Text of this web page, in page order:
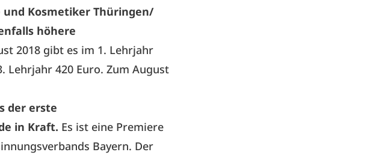
und Kosmetiker Thüringen/
höhere
2018 gibt es im 1. Lehrjahr
Lehrjahr 420 Euro. Zum August
der erste
in Kraft. Es ist eine Premiere
Bayern. Der